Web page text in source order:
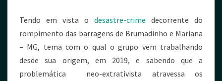
Tendo em vista o desastre-crime decorrente do
rompimento das barragens de Brumadinho e Mariana
– MG, tema com o qual o grupo vem trabalhando
desde sua origem, em 2019, e sabendo que a
problemática neo-extrativista atravessa os